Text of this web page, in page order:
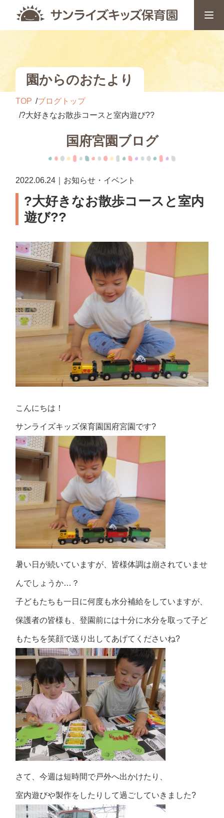
園からのおたより
TOP
ブログトップ
?大好きなお散歩コースと室内遊び?︎?︎
国府宮園ブログ
2022.06.24｜お知らせ・イベント
?大好きなお散歩コースと室内
遊び?︎?︎
こんにちは！
サンライズキッズ保育園国府宮園です?
暑い日が続いていますが、皆様体調は崩されていませ
んでしょうか…？
子どもたちも一日に何度も水分補給をしていますが、
保護者の皆様も、登園前には十分に水分を取って子ど
もたちを笑顔で送り出してあげてくださいね?
さて、今週は短時間で戸外へ出かけたり、
室内遊びや製作をしたりして過ごしていきました?